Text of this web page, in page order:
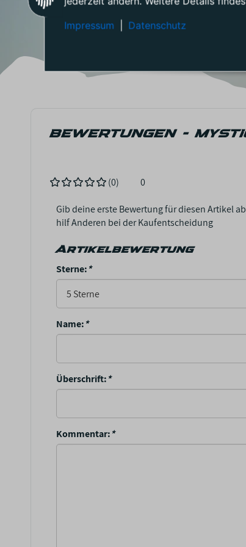
BEWERTUNGEN -
(0) 0
Gib deine erste Bewertung für diesen Artikel
hilf Anderen bei der Kaufentscheidung
Artikelbewertung
Sterne:*
Name:*
Überschrift:*
Kommentar:*
Impressum
Datenschutz